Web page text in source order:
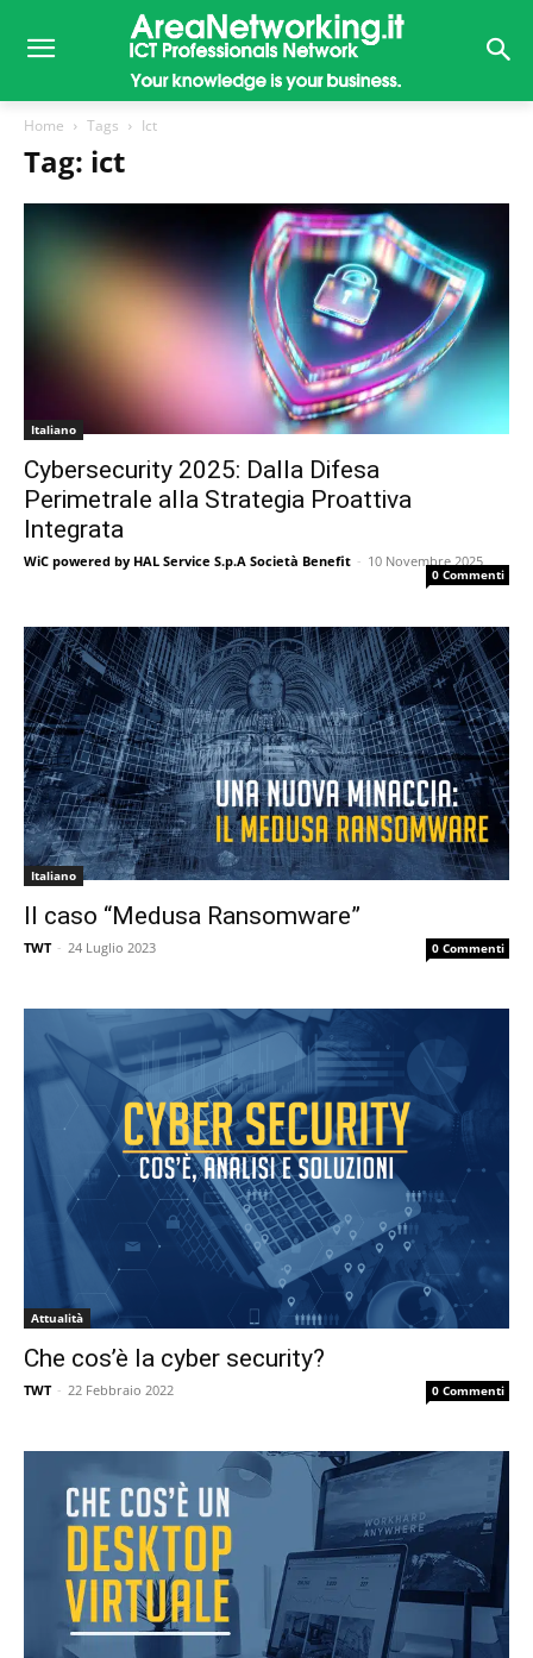
Home Tags Ict
Tag: ict
Italiano
Cybersecurity 2025: Dalla Difesa
Perimetrale alla Strategia Proattiva
Integrata
WiC powered by HAL Service S.p.A Società Benefit - 10 Novembre 2025
0 Commenti
Italiano
Il caso “Medusa Ransomware”
TWT - 24 Luglio 2023 0 Commenti
Attualità
Che cos’è la cyber security?
TWT - 22 Febbraio 2022 0 Commenti